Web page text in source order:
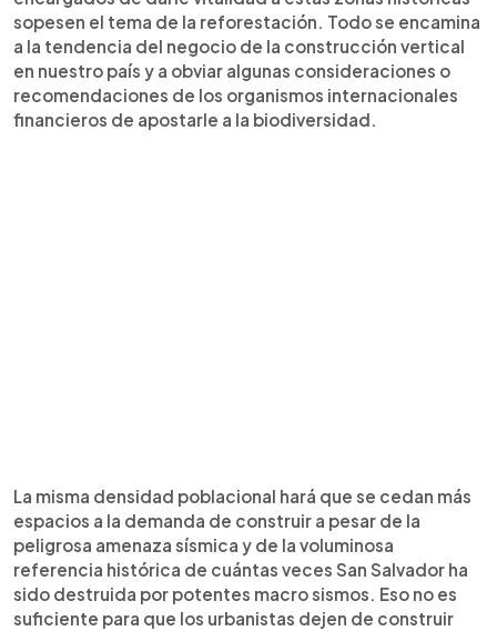
sopesen el tema de la reforestación. Todo se encamina
a la tendencia del negocio de la construcción vertical
en nuestro país y a obviar algunas consideraciones o
recomendaciones de los organismos internacionales
financieros de apostarle a la biodiversidad.
La misma densidad poblacional hará que se cedan más
espacios a la demanda de construir a pesar de la
peligrosa amenaza sísmica y de la voluminosa
referencia histórica de cuántas veces San Salvador ha
sido destruida por potentes macro sismos. Eso no es
suficiente para que los urbanistas dejen de construir